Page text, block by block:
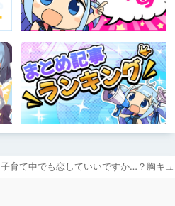
子育て中でも恋していいですか…？胸キ